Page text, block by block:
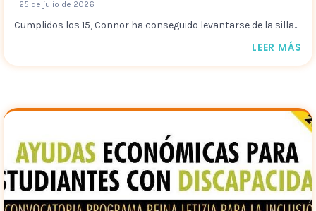
25 de julio de 2026
Cumplidos los 15, Connor ha conseguido levantarse de la silla...
LEER MÁS